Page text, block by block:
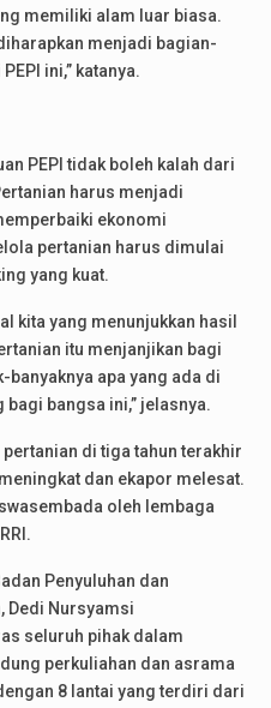
memiliki alam luar biasa.
menjadi bagian-
ini,” katanya.
PEPI tidak boleh kalah dari
harus menjadi
ekonomi
pertanian harus dimulai
yang kuat.
kita yang menunjukkan hasil
itu menjanjikan bagi
banyaknya apa yang ada di
bagi bangsa ini,” jelasnya.
di tiga tahun terakhir
dan ekapor melesat.
oleh lembaga
Penyuluhan dan
Dedi Nursyamsi
seluruh pihak dalam
perkuliahan dan asrama
8 lantai yang terdiri dari